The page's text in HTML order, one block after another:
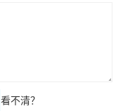
看不清？